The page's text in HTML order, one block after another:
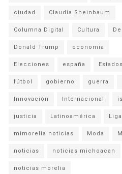
ciudad Claudia Sheinbaum
Columna Digital Cultura
Donald Trump economia
Elecciones españa
fútbol gobierno guerra
Innovación Internacional
justicia Latinoamérica
mimorelia noticias Moda
noticias noticias michoacan
noticias morelia